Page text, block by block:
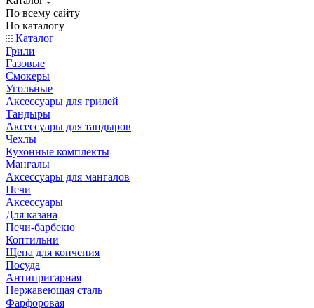
По всему сайту
По каталогу
Каталог
Грили
Газовые
Смокеры
Угольные
Аксессуары для грилей
Тандыры
Аксессуары для тандыров
Чехлы
Кухонные комплекты
Мангалы
Аксессуары для мангалов
Печи
Аксессуары
Для казана
Печи-барбекю
Коптильни
Щепа для копчения
Посуда
Антипригарная
Нержавеющая сталь
Фарфоровая